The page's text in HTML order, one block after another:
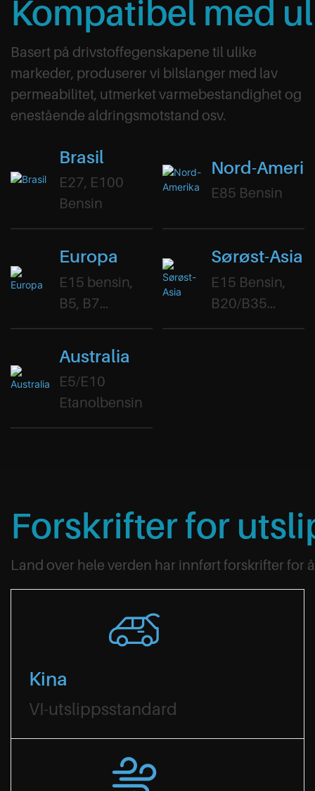
Kompatibel med
Basert på drivstoffegenskapene til ulike
markeder, produserer vi bilslanger med lav
permeabilitet, utmerket varmebestandighet og
enestående aldringsmotstand osv.
Brasil
E27, E100
Bensin
Nord-
E85 Bensin
Europa
E15 bensin,
B5, B7
biodiesel
Sørøst-Asia
E15 Bensin,
B20/B35
Biodiesel
Australia
E5/E10
Etanolbensin
Forskrifter for
Land over hele verden har innført forskrifter for
Kina
VI-utslippsstandard